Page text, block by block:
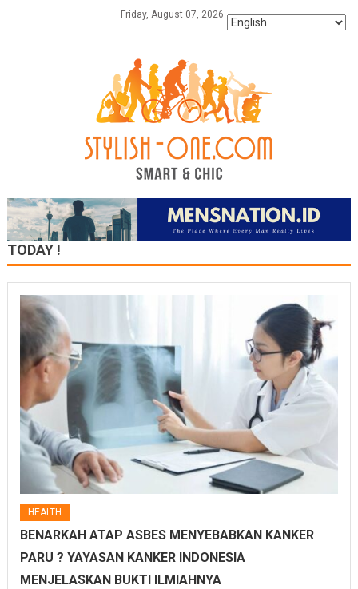
Friday, August 07, 2026
TODAY !
HEALTH
BENARKAH ATAP ASBES MENYEBABKAN KANKER
PARU ? YAYASAN KANKER INDONESIA
MENJELASKAN BUKTI ILMIAHNYA